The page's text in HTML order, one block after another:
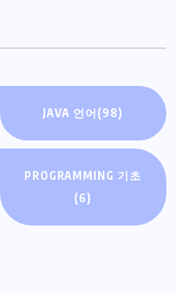
JAVA 언어(98)
PROGRAMMING 기초
(6)